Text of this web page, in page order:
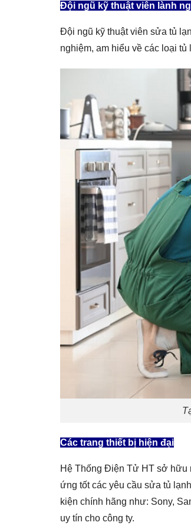
Đội ngũ kỹ thuật viên lành
Đội ngũ kỹ thuật viên sửa tủ
nghiệm, am hiểu về các loại
Các trang thiết bị hiện đại
Hệ Thống Điện Tử HT sở hữu
ứng tốt các yêu cầu sửa tủ
kiện chính hãng như: Sony,
uy tín cho công ty.